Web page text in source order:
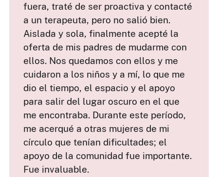
fuera, traté de ser proactiva y contacté
a un terapeuta, pero no salió bien.
Aislada y sola, finalmente acepté la
oferta de mis padres de mudarme con
ellos. Nos quedamos con ellos y me
cuidaron a los niños y a mí, lo que me
dio el tiempo, el espacio y el apoyo
para salir del lugar oscuro en el que
me encontraba. Durante este período,
me acerqué a otras mujeres de mi
círculo que tenían dificultades; el
apoyo de la comunidad fue importante.
Fue invaluable.